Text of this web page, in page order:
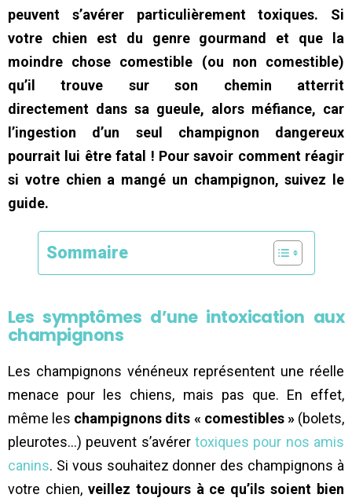
peuvent s’avérer particulièrement toxiques. Si
votre chien est du genre gourmand et que la
moindre chose comestible (ou non comestible)
qu’il trouve sur son chemin atterrit
directement dans sa gueule, alors méfiance, car
l’ingestion d’un seul champignon dangereux
pourrait lui être fatal ! Pour savoir comment réagir
si votre chien a mangé un champignon, suivez le
guide.
Sommaire
Les symptômes d’une intoxication aux
champignons
Les champignons vénéneux représentent une réelle
menace pour les chiens, mais pas que. En effet,
même les champignons dits « comestibles »(bolets,
pleurotes…) peuvent s’avérer toxiques pour nos amis
canins. Si vous souhaitez donner des champignons à
votre chien, veillez toujours à ce qu’ils soient bien